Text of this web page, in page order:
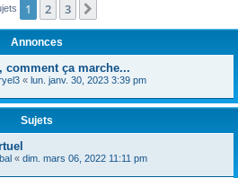
1 2 3
Annonces
comment ça marche...
« lun. janv. 30, 2023 3:39 pm
Sujets
« dim. mars 06, 2022 11:11 pm